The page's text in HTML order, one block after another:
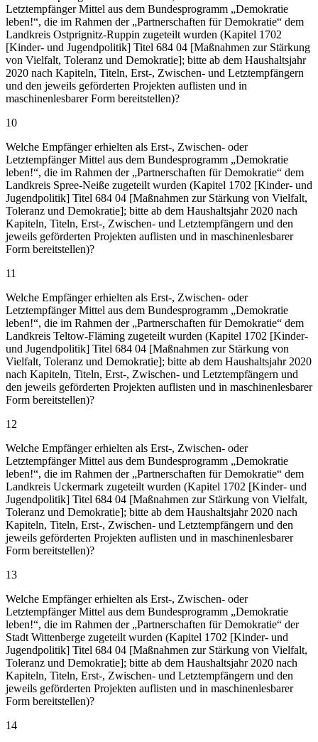
Letztempfänger Mittel aus dem Bundesprogramm „Demokratie
leben!“, die im Rahmen der „Partnerschaften für Demokratie“ dem
Landkreis Ostprignitz-Ruppin zugeteilt wurden (Kapitel 1702
[Kinder- und Jugendpolitik] Titel 684 04 [Maßnahmen zur Stärkung
von Vielfalt, Toleranz und Demokratie]; bitte ab dem Haushaltsjahr
2020 nach Kapiteln, Titeln, Erst-, Zwischen- und Letztempfängern
und den jeweils geförderten Projekten auflisten und in
maschinenlesbarer Form bereitstellen)?
10
Welche Empfänger erhielten als Erst-, Zwischen- oder
Letztempfänger Mittel aus dem Bundesprogramm „Demokratie
leben!“, die im Rahmen der „Partnerschaften für Demokratie“ dem
Landkreis Spree-Neiße zugeteilt wurden (Kapitel 1702 [Kinder- und
Jugendpolitik] Titel 684 04 [Maßnahmen zur Stärkung von Vielfalt,
Toleranz und Demokratie]; bitte ab dem Haushaltsjahr 2020 nach
Kapiteln, Titeln, Erst-, Zwischen- und Letztempfängern und den
jeweils geförderten Projekten auflisten und in maschinenlesbarer
Form bereitstellen)?
11
Welche Empfänger erhielten als Erst-, Zwischen- oder
Letztempfänger Mittel aus dem Bundesprogramm „Demokratie
leben!“, die im Rahmen der „Partnerschaften für Demokratie“ dem
Landkreis Teltow-Fläming zugeteilt wurden (Kapitel 1702 [Kinder-
und Jugendpolitik] Titel 684 04 [Maßnahmen zur Stärkung von
Vielfalt, Toleranz und Demokratie]; bitte ab dem Haushaltsjahr 2020
nach Kapiteln, Titeln, Erst-, Zwischen- und Letztempfängern und
den jeweils geförderten Projekten auflisten und in maschinenlesbarer
Form bereitstellen)?
12
Welche Empfänger erhielten als Erst-, Zwischen- oder
Letztempfänger Mittel aus dem Bundesprogramm „Demokratie
leben!“, die im Rahmen der „Partnerschaften für Demokratie“ dem
Landkreis Uckermark zugeteilt wurden (Kapitel 1702 [Kinder- und
Jugendpolitik] Titel 684 04 [Maßnahmen zur Stärkung von Vielfalt,
Toleranz und Demokratie]; bitte ab dem Haushaltsjahr 2020 nach
Kapiteln, Titeln, Erst-, Zwischen- und Letztempfängern und den
jeweils geförderten Projekten auflisten und in maschinenlesbarer
Form bereitstellen)?
13
Welche Empfänger erhielten als Erst-, Zwischen- oder
Letztempfänger Mittel aus dem Bundesprogramm „Demokratie
leben!“, die im Rahmen der „Partnerschaften für Demokratie“ der
Stadt Wittenberge zugeteilt wurden (Kapitel 1702 [Kinder- und
Jugendpolitik] Titel 684 04 [Maßnahmen zur Stärkung von Vielfalt,
Toleranz und Demokratie]; bitte ab dem Haushaltsjahr 2020 nach
Kapiteln, Titeln, Erst-, Zwischen- und Letztempfängern und den
jeweils geförderten Projekten auflisten und in maschinenlesbarer
Form bereitstellen)?
14